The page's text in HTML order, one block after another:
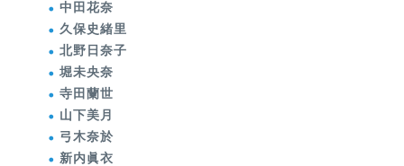
中田花奈
久保史緒里
北野日奈子
堀未央奈
寺田蘭世
山下美月
弓木奈於
新内眞衣